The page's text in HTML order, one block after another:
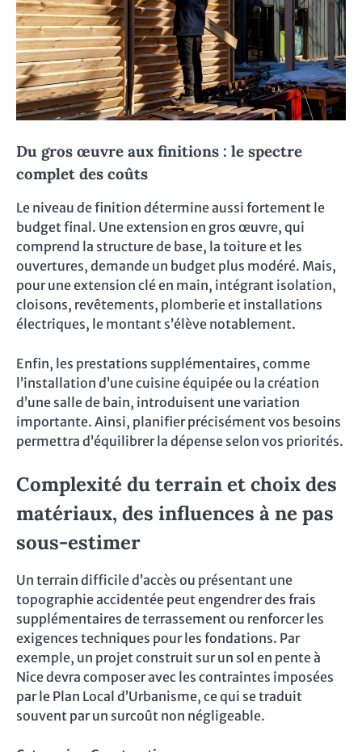
Du gros œuvre aux finitions : le spectre
complet des coûts
Le niveau de finition détermine aussi fortement le
budget final. Une extension en gros œuvre, qui
comprend la structure de base, la toiture et les
ouvertures, demande un budget plus modéré. Mais,
pour une extension clé en main, intégrant isolation,
cloisons, revêtements, plomberie et installations
électriques, le montant s’élève notablement.
Enfin, les prestations supplémentaires, comme
l’installation d’une cuisine équipée ou la création
d’une salle de bain, introduisent une variation
importante. Ainsi, planifier précisément vos besoins
permettra d’équilibrer la dépense selon vos priorités.
Complexité du terrain et choix des
matériaux, des influences à ne pas
sous-estimer
Un terrain difficile d’accès ou présentant une
topographie accidentée peut engendrer des frais
supplémentaires de terrassement ou renforcer les
exigences techniques pour les fondations. Par
exemple, un projet construit sur un sol en pente à
Nice devra composer avec les contraintes imposées
par le Plan Local d’Urbanisme, ce qui se traduit
souvent par un surcoût non négligeable.